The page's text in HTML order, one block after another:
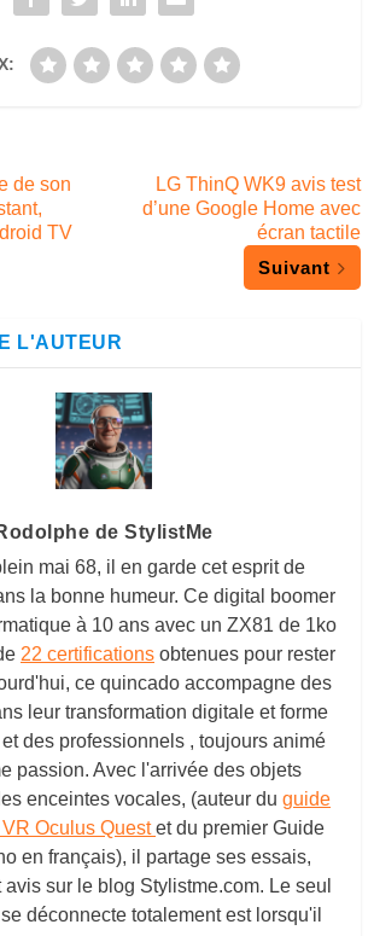
de son
TV
LG ThinQ WK9 avis test
d’une Google Home avec
écran tactile
Suivant
L'AUTEUR
de StylistMe
mai 68, il en garde cet esprit de
la bonne humeur. Ce digital boomer
à 10 ans avec un ZX81 de 1ko
22 certifications obtenues pour rester
ce quincado accompagne des
leur transformation digitale et forme
des professionnels , toujours animé
passion. Avec l'arrivée des objets
enceintes vocales, (auteur du guide
Oculus Questet du premier Guide
en français), il partage ses essais,
avis sur le blog Stylistme.com. Le seul
déconnecte totalement est lorsqu'il